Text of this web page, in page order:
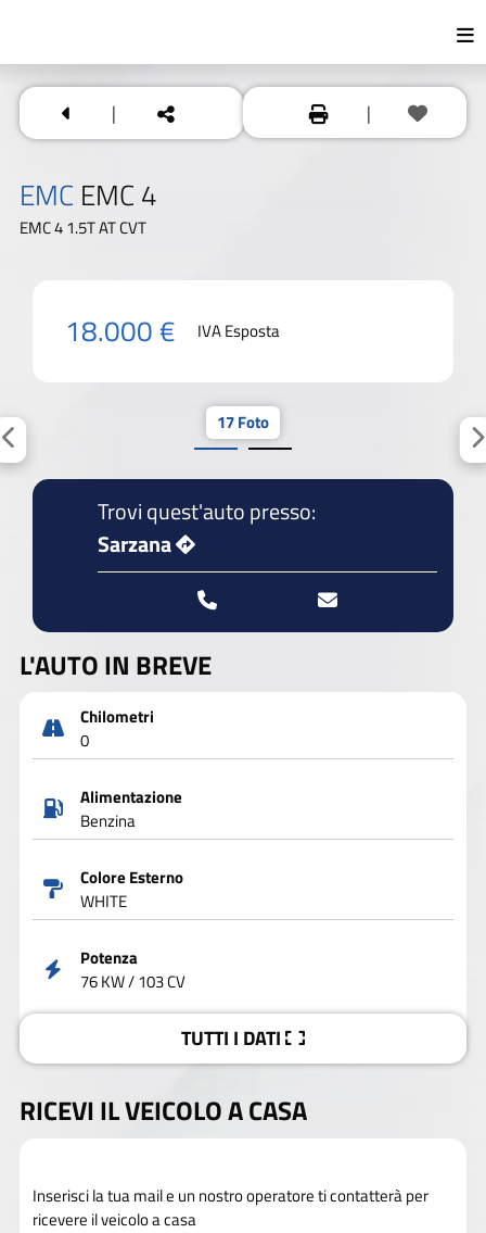
| |
EMC EMC 4
EMC 4 1.5T AT CVT
18.000 € IVA Esposta
17 Foto
Trovi quest'auto presso:
Sarzana
L'AUTO IN BREVE
Chilometri
0
Alimentazione
Benzina
Colore Esterno
WHITE
Potenza
76 KW / 103 CV
TUTTI I DATI
RICEVI IL VEICOLO A CASA
Inserisci la tua mail e un nostro operatore ti contatterà per
ricevere il veicolo a casa